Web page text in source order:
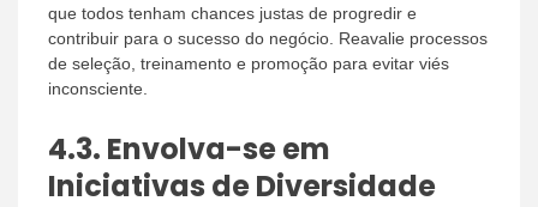
que todos tenham chances justas de progredir e
contribuir para o sucesso do negócio. Reavalie processos
de seleção, treinamento e promoção para evitar viés
inconsciente.
4.3. Envolva-se em
Iniciativas de Diversidade